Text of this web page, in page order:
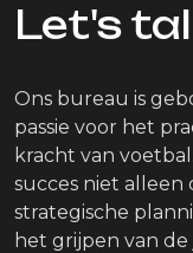
Let's
Ons bureau is
passie voor het
kracht van
succes niet alleen
strategische
het grijpen van